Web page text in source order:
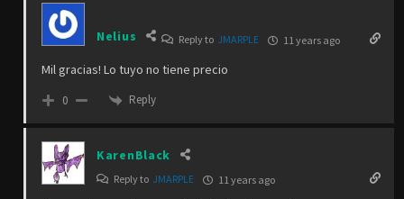
Nelius Reply to JMARPLE 11 years ago
Mil gracias! Lo tuyo no tiene precio
0 Reply
KarenBlack
Reply to JMARPLE 11 years ago